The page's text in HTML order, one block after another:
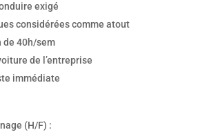
exigé
considérées comme atout
de 40h/sem
de l’entreprise
immédiate
(H/F) :